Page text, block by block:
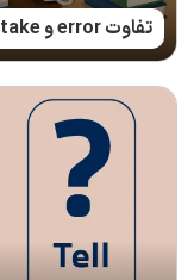
تفاوت error و mistake چیست؟